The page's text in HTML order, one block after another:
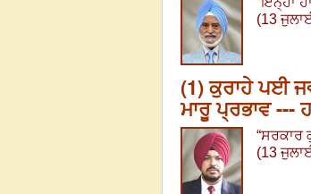
(13
(1) ਕੁਰਾਹੇ ਪਈ
ਮਾਰੂ ਪ੍ਰਭਾਵ ---
“ਸਰਕਾਰ
(13